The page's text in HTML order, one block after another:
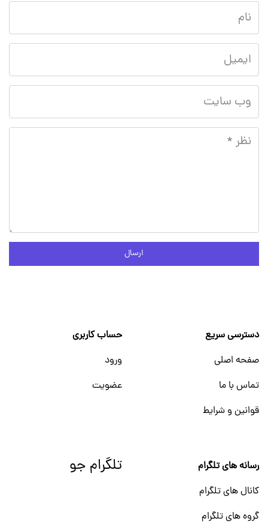
ارسال
دسترسی سریع
صفحه اصلی
تماس با ما
قوانین و شرایط
حساب کاربری
ورود
عضویت
رسانه های تلگرام
کانال های تلگرام
گروه های تلگرام
تلگرام جو